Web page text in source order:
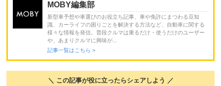
MOBY編集部
新型車予想や車選びのお役立ち記事、車や免許にまつわる豆知
識、カーライフの困りごとを解決する方法など、自動車に関する
様々な情報を発信。普段クルマは乗るだけ・使うだけのユーザー
や、あまりクルマに興味が...
記事一覧はこちら >
＼ この記事が役に立ったらシェアしよう ／